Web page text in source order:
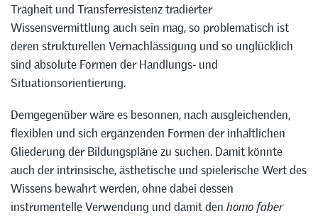
Trägheit und Transferresistenz tradierter
Wissensvermittlung auch sein mag, so problematisch ist
deren strukturellen Vernachlässigung und so unglücklich
sind absolute Formen der Handlungs- und
Situationsorientierung.
Demgegenüber wäre es besonnen, nach ausgleichenden,
flexiblen und sich ergänzenden Formen der inhaltlichen
Gliederung der Bildungspläne zu suchen. Damit könnte
auch der intrinsische, ästhetische und spielerische Wert des
Wissens bewahrt werden, ohne dabei dessen
instrumentelle Verwendung und damit den homo faber